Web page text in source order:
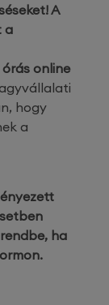
A
a
órás online
hogy
a
ha